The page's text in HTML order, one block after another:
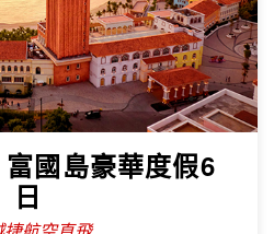
富國島豪華度假6
日